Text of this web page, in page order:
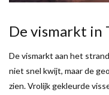
De vismarkt in
De vismarkt aan het
niet snel kwijt, maar de
zien. Vrolijk gekleurde